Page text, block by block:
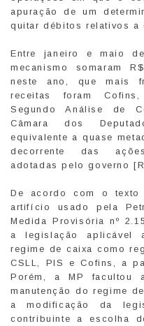
apuração de um
quitar débitos relativos a
Entre janeiro e maio
mecanismo somaram
neste ano, que mais
receitas foram
Segundo Análise de
Câmara dos
equivalente a quase
decorrente das
adotadas pelo governo
De acordo com o texto
artifício usado pela
Medida Provisória nº
a legislação aplicável
regime de caixa como
CSLL, PIS e Cofins, a
Porém, a MP facultou
manutenção do regime
a modificação da
contribuinte a escolha